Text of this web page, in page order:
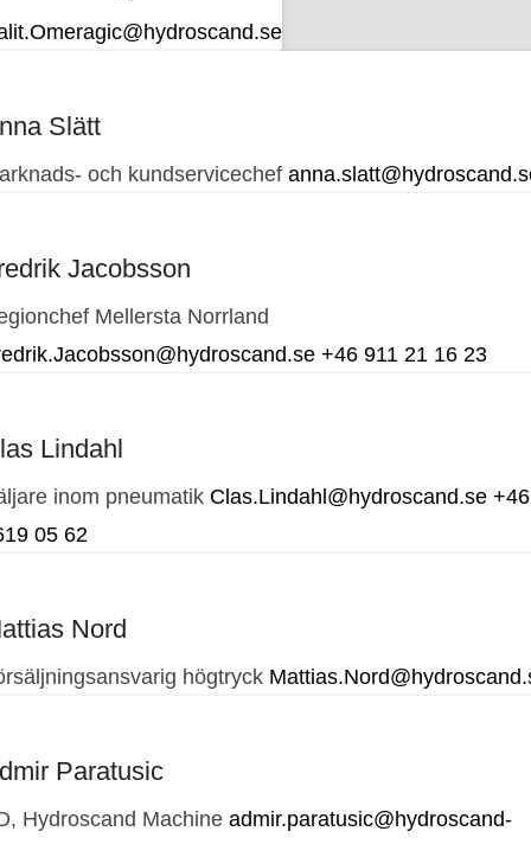
Slätt
och kundservicechef
Jacobsson
Mellersta Norrland
+46 911 21 16 23
Lindahl
inom pneumatik Clas.Lindahl@hydroscand.se +46
05 62
Nord
högtryck
Paratusic
Hydroscand Machine admir.paratusic@hydroscand-